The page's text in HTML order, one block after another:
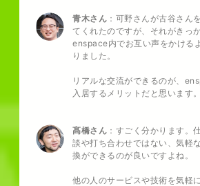
青木さん ：可野さんが古谷さん
てくれたのですが、それがきっ
enspace内でお互い声をかける
りました。
リアルな交流ができるのが、
入居するメリットだと思います。
髙橋さん ：すごく分かります。
談や打ち合わせではない、気軽
換ができるのが良いですよね。
他の人のサービスや技術を気軽